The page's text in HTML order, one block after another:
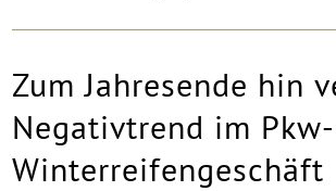
Zum Jahresende hin
Negativtrend im Pkw-
Winterreifengeschäft